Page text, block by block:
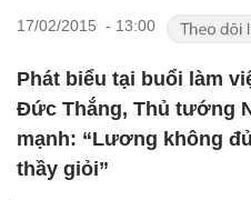
17/02/2015 - 13:00
Phát biểu tại buổi làm
Đức Thắng, Thủ tướng
mạnh: “Lương không
thầy giỏi”